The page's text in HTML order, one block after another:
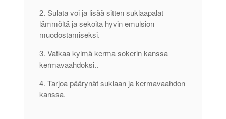
Sulata voi ja lisää sitten suklaapalat
lämmöltä ja sekoita hyvin emulsion
muodostamiseksi.
Vatkaa kylmä kerma sokerin kanssa
kermavaahdoksi..
Tarjoa päärynät suklaan ja kermavaahdon
kanssa.